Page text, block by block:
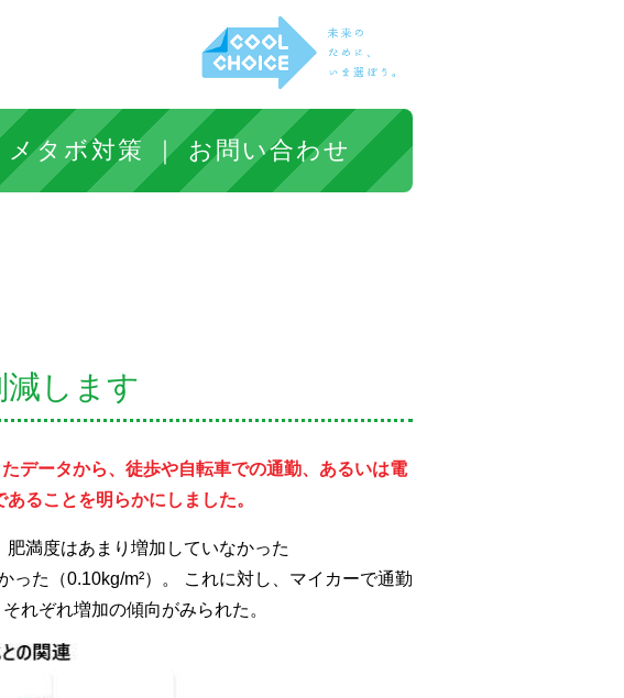
メタボ対策 お問い合わせ
します
データから、徒歩や自転車での通勤、あるいは電
ることを明らかにしました。
満度はあまり増加していなかった
った（0.10kg/m²）。 これに対し、マイカーで通勤
れぞれ増加の傾向がみられた。